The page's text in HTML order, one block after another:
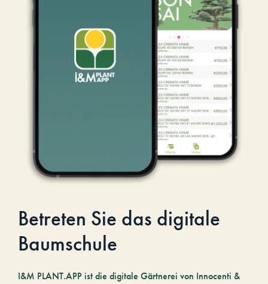
Betreten Sie das digitale
Baumschule
I&M PLANT.APP ist die digitale Gärtnerei von Innocenti &